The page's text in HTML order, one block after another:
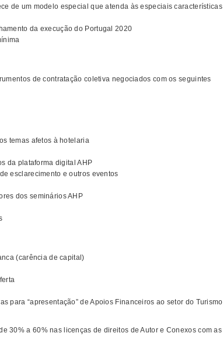
de um modelo especial que atenda às especiais características
da execução do Portugal 2020
de contratação coletiva negociados com os seguintes
temas afetos à hotelaria
da plataforma digital AHP
esclarecimento e outros eventos
dos seminários AHP
(carência de capital)
para “apresentação” de Apoios Financeiros ao setor do Turismo
30% a 60% nas licenças de direitos de Autor e Conexos com as